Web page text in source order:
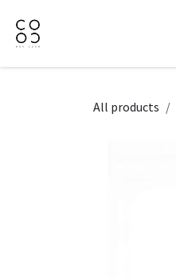
All products